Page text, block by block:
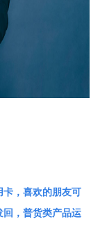
卡，喜欢的朋友可
回，普货类产品运